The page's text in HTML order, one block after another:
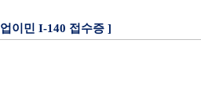
이민 I-140 접수증]